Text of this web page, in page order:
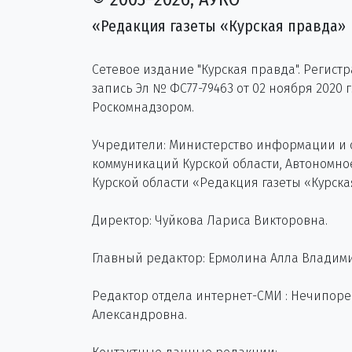
«Редакция газеты «Курская правда»
Сетевое издание "Курская правда".
запись Эл № ФС77-79463 от 02 ноября 2020
Роскомнадзором.
Учредители: Министерство информации и
коммуникаций Курской области,
Курской области «Редакция газеты
Директор: Чуйкова Лариса Викторовна.
Главный редактор: Ермолина Алла
Редактор отдела интернет-СМИ :
Александровна.